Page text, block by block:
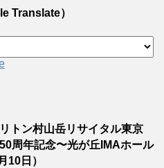
Translate）
リトン村山岳リサイタル東京
周年記念〜光が丘IMAホール
10日）